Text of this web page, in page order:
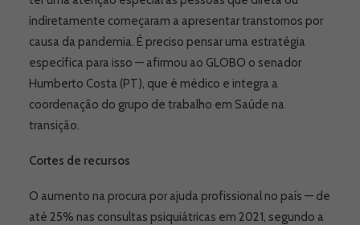
indiretamente começaram a apresentar transtornos por
causa da pandemia. É preciso pensar uma estratégia
específica para isso — afirmou ao GLOBO o senador
Humberto Costa (PT), que é médico e integra a
coordenação do grupo de trabalho em Saúde na
transição.
Cortes de recursos
O aumento na procura por ajuda profissional no país — de
até 25% nas consultas psiquiátricas em 2021, segundo a